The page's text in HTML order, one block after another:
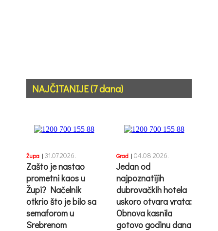
NAJČITANIJE (7 dana)
Župa | 31.07.2026.
Zašto je nastao
prometni kaos u
Župi? Načelnik
otkrio što je bilo sa
semaforom u
Srebrenom
Grad | 04.08.2026.
Jedan od
najpoznatijih
dubrovačkih hotela
uskoro otvara vrata:
Obnova kasnila
gotovo godinu dana